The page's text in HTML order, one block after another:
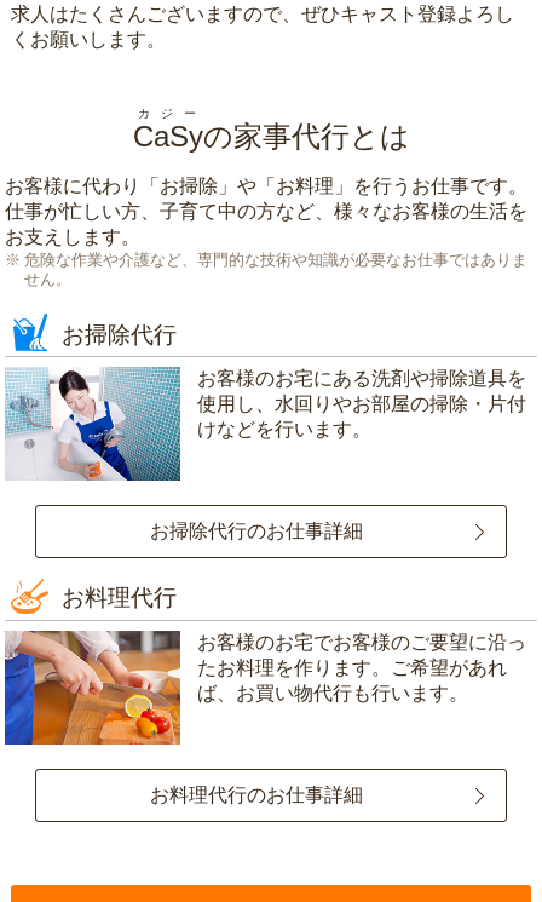
求人はたくさんございますので、ぜひキャスト登録よろし
くお願いします。
CaSy
カジー
の家事代行とは
お客様に代わり「 お掃除 」や「 お料理 」を行うお仕事です。
仕事が忙しい方、子育て中の方など、様々なお客様の生活を
お支えします。
危険な作業や介護など、専門的な技術や知識が必要なお仕事ではありま
せん。
お掃除代行
お客様のお宅にある洗剤や掃除道具を
使用し、水回りやお部屋の掃除・片付
けなどを行います。
お掃除代行のお仕事詳細
お料理代行
お客様のお宅でお客様のご要望に沿っ
たお料理を作ります。ご希望があれ
ば、お買い物代行も行います。
お料理代行のお仕事詳細